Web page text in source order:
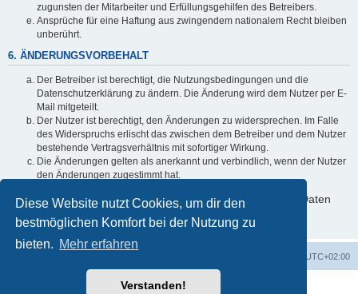
Diese Website nutzt Cookies, um dir den
bestmöglichen Komfort bei der Nutzung zu
bieten. Mehr erfahren
Verstanden!
zugunsten der Mitarbeiter und Erfüllungsgehilfen des Betreibers.
Ansprüche für eine Haftung aus zwingendem nationalem Recht bleiben
unberührt.
6. ÄNDERUNGSVORBEHALT
Der Betreiber ist berechtigt, die Nutzungsbedingungen und die
Datenschutzerklärung zu ändern. Die Änderung wird dem Nutzer per E-
Mail mitgeteilt.
Der Nutzer ist berechtigt, den Änderungen zu widersprechen. Im Falle
des Widerspruchs erlischt das zwischen dem Betreiber und dem Nutzer
bestehende Vertragsverhältnis mit sofortiger Wirkung.
Die Änderungen gelten als anerkannt und verbindlich, wenn der Nutzer
den Änderungen zugestimmt hat.
Informationen über den Umgang mit deinen persönlichen Daten
sind in der Datenschutzerklärung enthalten.
UTC+02:00
Powered byphpBB® Forum Software © phpBB Limited